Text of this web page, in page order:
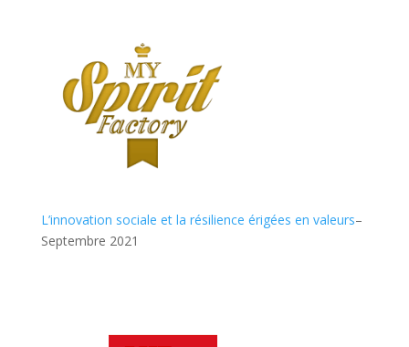
L’innovation sociale et la résilience érigées en valeurs–
Septembre 2021